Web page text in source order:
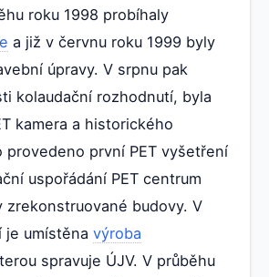
roku 1998 probíhaly
a již v červnu roku 1999 byly
úpravy. V srpnu pak
kolaudační rozhodnutí, byla
kamera a historického
provedeno první PET vyšetření
uspořádání PET centrum
zrekonstruované budovy. V
je umístěna výroba
spravuje ÚJV. V průběhu